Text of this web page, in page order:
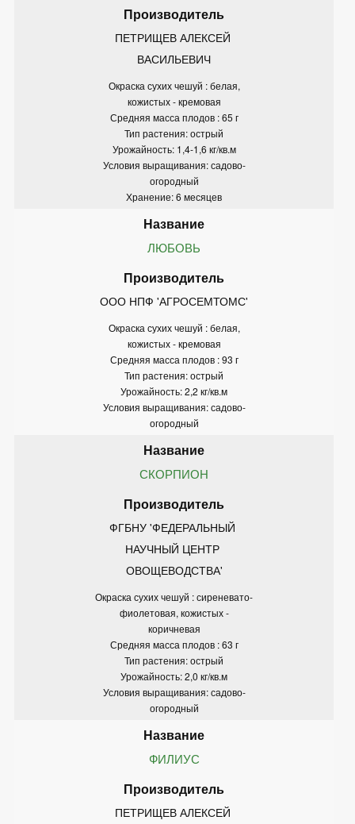
ПЕТРИЩЕВ АЛЕКСЕЙ
ВАСИЛЬЕВИЧ
Окраска сухих чешуй : белая,
кожистых - кремовая
Средняя масса плодов : 65 г
Тип растения: острый
Урожайность: 1,4-1,6 кг/кв.м
Условия выращивания: садово-
огородный
Хранение: 6 месяцев
ЛЮБОВЬ
ООО НПФ 'АГРОСЕМТОМС'
Окраска сухих чешуй : белая,
кожистых - кремовая
Средняя масса плодов : 93 г
Тип растения: острый
Урожайность: 2,2 кг/кв.м
Условия выращивания: садово-
огородный
СКОРПИОН
ФГБНУ 'ФЕДЕРАЛЬНЫЙ
НАУЧНЫЙ ЦЕНТР
ОВОЩЕВОДСТВА'
Окраска сухих чешуй : сиреневато-
фиолетовая, кожистых -
коричневая
Средняя масса плодов : 63 г
Тип растения: острый
Урожайность: 2,0 кг/кв.м
Условия выращивания: садово-
огородный
ФИЛИУС
ПЕТРИЩЕВ АЛЕКСЕЙ